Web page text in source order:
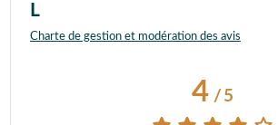
L
Charte de gestion et modération des avis
4/ 5